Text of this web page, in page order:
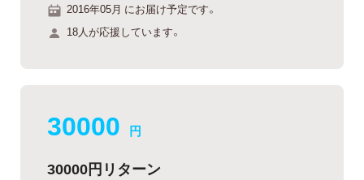
2016年05月 にお届け予定です。
18人が応援しています。
30000 円
30000円リターン